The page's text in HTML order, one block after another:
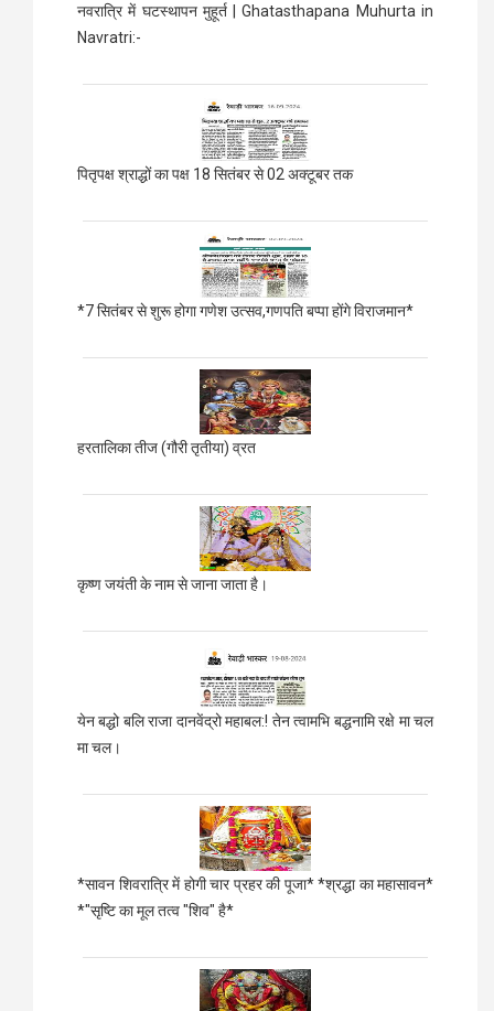
नवरात्रि में घटस्थापन मुहूर्त | Ghatasthapana Muhurta in
Navratri:-
पितृपक्ष श्राद्धों का पक्ष 18 सितंबर से 02 अक्टूबर तक
*7 सितंबर से शुरू होगा गणेश उत्सव,गणपति बप्पा होंगे विराजमान*
हरतालिका तीज (गौरी तृतीया) व्रत
कृष्ण जयंती के नाम से जाना जाता है।
येन बद्धो बलि राजा दानवेंद्रो महाबल:! तेन त्वामभि बद्धनामि रक्षे मा चल
मा चल।
*सावन शिवरात्रि में होगी चार प्रहर की पूजा* *श्रद्धा का महासावन*
*"सृष्टि का मूल तत्व "शिव" है*